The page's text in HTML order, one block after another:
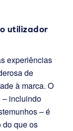
utilizador
experiências
de
à marca. O
– incluindo
– é
do que os